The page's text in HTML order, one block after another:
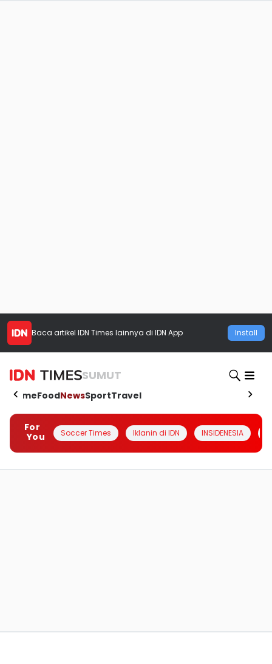
Baca artikel IDN Times lainnya di IDN App Install
SUMUT
HomeFoodNewsSportTravel
For
You
Soccer Times Iklanin di IDN INSIDENESIA